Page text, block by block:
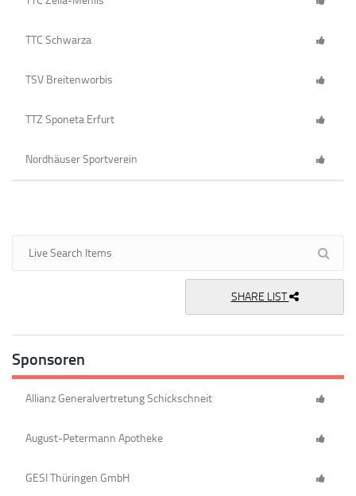
TTC Schwarza
TSV Breitenworbis
TTZ Sponeta Erfurt
Nordhäuser Sportverein
SHARE LIST
Sponsoren
Allianz Generalvertretung Schickschneit
August-Petermann Apotheke
GESI Thüringen GmbH